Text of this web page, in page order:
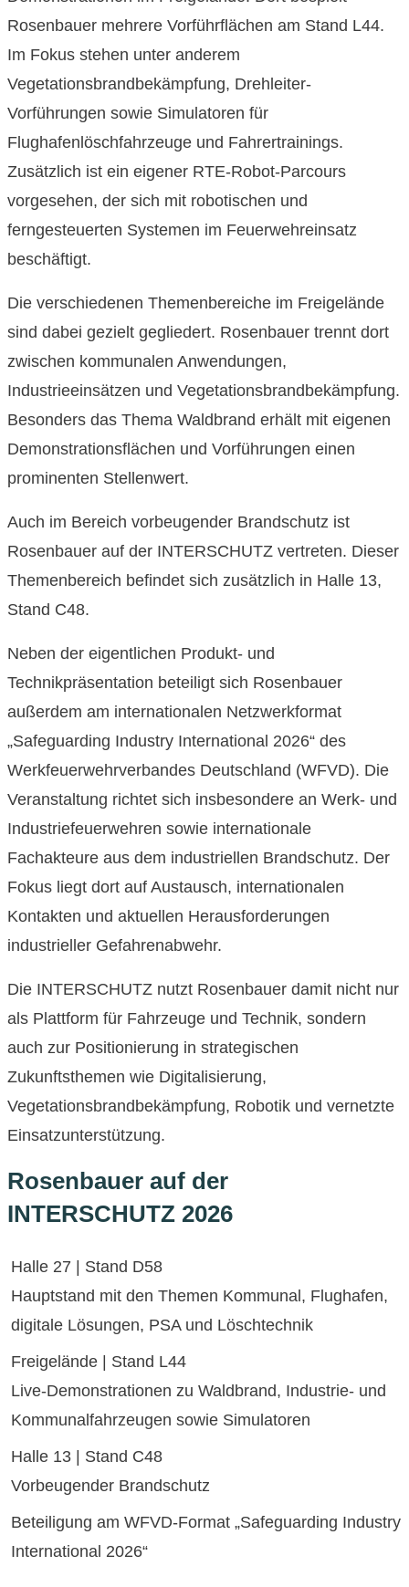
Rosenbauer mehrere Vorführflächen am Stand L44.
Im Fokus stehen unter anderem
Vegetationsbrandbekämpfung, Drehleiter-
Vorführungen sowie Simulatoren für
Flughafenlöschfahrzeuge und Fahrertrainings.
Zusätzlich ist ein eigener RTE-Robot-Parcours
vorgesehen, der sich mit robotischen und
ferngesteuerten Systemen im Feuerwehreinsatz
beschäftigt.
Die verschiedenen Themenbereiche im Freigelände
sind dabei gezielt gegliedert. Rosenbauer trennt dort
zwischen kommunalen Anwendungen,
Industrieeinsätzen und Vegetationsbrandbekämpfung.
Besonders das Thema Waldbrand erhält mit eigenen
Demonstrationsflächen und Vorführungen einen
prominenten Stellenwert.
Auch im Bereich vorbeugender Brandschutz ist
Rosenbauer auf der INTERSCHUTZ vertreten. Dieser
Themenbereich befindet sich zusätzlich in Halle 13,
Stand C48.
Neben der eigentlichen Produkt- und
Technikpräsentation beteiligt sich Rosenbauer
außerdem am internationalen Netzwerkformat
„Safeguarding Industry International 2026“ des
Werkfeuerwehrverbandes Deutschland (WFVD). Die
Veranstaltung richtet sich insbesondere an Werk- und
Industriefeuerwehren sowie internationale
Fachakteure aus dem industriellen Brandschutz. Der
Fokus liegt dort auf Austausch, internationalen
Kontakten und aktuellen Herausforderungen
industrieller Gefahrenabwehr.
Die INTERSCHUTZ nutzt Rosenbauer damit nicht nur
als Plattform für Fahrzeuge und Technik, sondern
auch zur Positionierung in strategischen
Zukunftsthemen wie Digitalisierung,
Vegetationsbrandbekämpfung, Robotik und vernetzte
Einsatzunterstützung.
Rosenbauer auf der
INTERSCHUTZ 2026
Halle 27 | Stand D58
Hauptstand mit den Themen Kommunal, Flughafen,
digitale Lösungen, PSA und Löschtechnik
Freigelände | Stand L44
Live-Demonstrationen zu Waldbrand, Industrie- und
Kommunalfahrzeugen sowie Simulatoren
Halle 13 | Stand C48
Vorbeugender Brandschutz
Beteiligung am WFVD-Format „Safeguarding Industry
International 2026“